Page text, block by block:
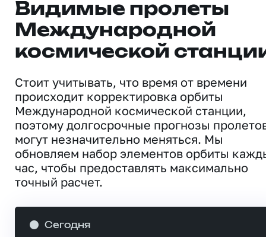
Видимые пролеты
Международной
космической
Стоит учитывать, что время от времени
происходит корректировка орбиты
Международной космической станции,
поэтому долгосрочные прогнозы
могут незначительно меняться. Мы
обновляем набор элементов орбиты
час, чтобы предоставлять максимально
точный расчет.
Сегодня